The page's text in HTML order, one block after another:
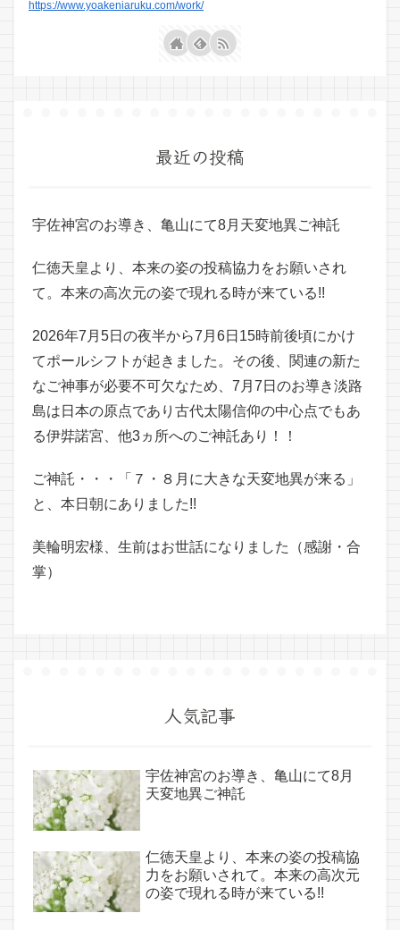
https://www.yoakeniaruku.com/work/
最近の投稿
宇佐神宮のお導き、亀山にて8月天変地異ご神託
仁徳天皇より、本来の姿の投稿協力をお願いされ
て。本来の高次元の姿で現れる時が来ている!!
2026年7月5日の夜半から7月6日15時前後頃にかけ
てポールシフトが起きました。その後、関連の新た
なご神事が必要不可欠なため、7月7日のお導き淡路
島は日本の原点であり古代太陽信仰の中心点でもあ
る伊弉諾宮、他3ヵ所へのご神託あり！！
ご神託・・・「７・８月に大きな天変地異が来る」
と、本日朝にありました!!
美輪明宏様、生前はお世話になりました（感謝・合
掌）
人気記事
宇佐神宮のお導き、亀山にて8月
天変地異ご神託
仁徳天皇より、本来の姿の投稿協
力をお願いされて。本来の高次元
の姿で現れる時が来ている!!